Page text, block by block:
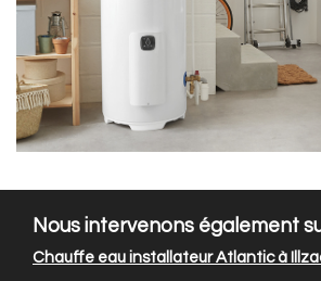
Nous intervenons également
Chauffe eau installateur Atlantic à